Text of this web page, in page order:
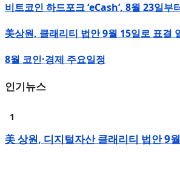
비트코인 하드포크 ‘eCash’, 8월 23일부
美상원, 클래리티 법안 9월 15일로 표결
8월 코인·경제 주요일정
인기뉴스
美 상원, 디지털자산 클래리티 법안 9